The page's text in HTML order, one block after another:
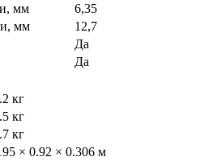
мм
6,35
мм
12,7
Да
Да
кг
кг
кг
× 0.92 × 0.306 м